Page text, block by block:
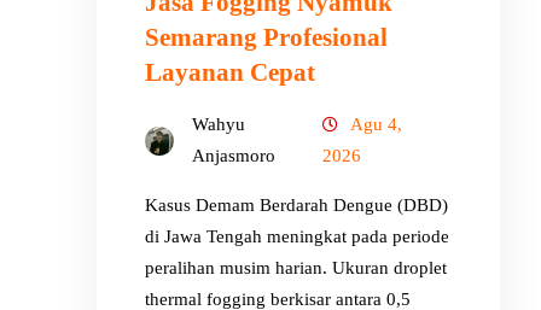
Semarang Profesional
Layanan Cepat
Wahyu
Anjasmoro
Agu 4,
2026
Kasus Demam Berdarah Dengue (DBD)
di Jawa Tengah meningkat pada periode
peralihan musim harian. Ukuran droplet
thermal fogging berkisar antara 0,5